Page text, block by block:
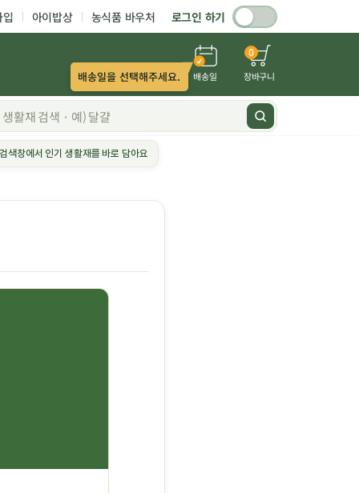
입 아이밥상 농식품 바우처 로그인 하기
배송일
배송일을 선택해주세요.
0
장바구니
검색창에서 인기 생활재를 바로 담아요